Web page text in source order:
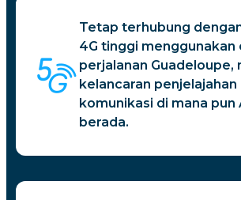
Tetap terhubung
4G tinggi menggunakan
perjalanan Guadeloupe,
kelancaran penjelajahan
komunikasi di mana pun
berada.